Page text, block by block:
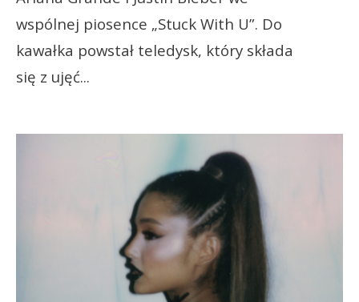
wspólnej piosence „Stuck With U”. Do
kawałka powstał teledysk, który składa
się z ujęć...